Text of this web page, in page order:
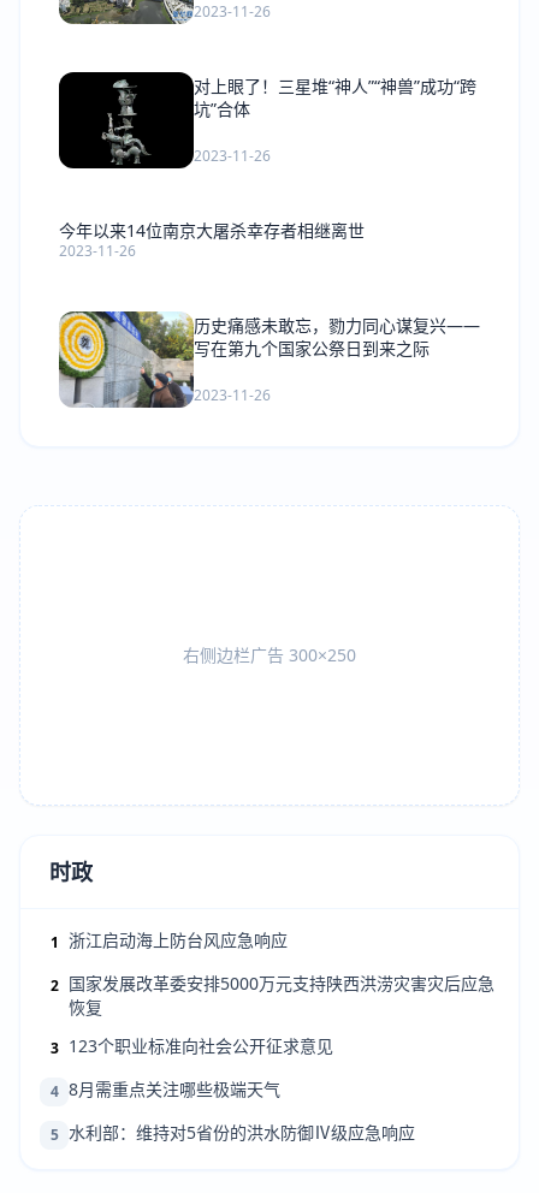
2023-11-26
对上眼了！三星堆“神人”“神兽”成功“跨
坑”合体
2023-11-26
今年以来14位南京大屠杀幸存者相继离世
2023-11-26
历史痛感未敢忘，勠力同心谋复兴——
写在第九个国家公祭日到来之际
2023-11-26
右侧边栏广告 300×250
时政
1 浙江启动海上防台风应急响应
2 国家发展改革委安排5000万元支持陕西洪涝灾害灾后应急
恢复
3 123个职业标准向社会公开征求意见
4 8月需重点关注哪些极端天气
5 水利部：维持对5省份的洪水防御Ⅳ级应急响应